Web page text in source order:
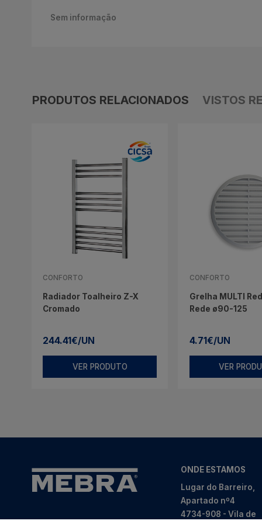
Sem informação
PRODUTOS RELACIONADOS VISTOS
CONFORTO
Radiador Toalheiro Z-X
Cromado
244.41€/UN
VER PRODUTO
CONFORTO
Grelha MULTI
Rede ø90-125
4.71€/UN
VER
ONDE ESTAMOS
Lugar do Barreiro,
Apartado nº4
4734-908 - Vila de